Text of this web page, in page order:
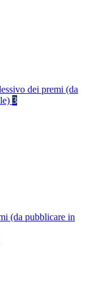
dei premi (da
3
(da pubblicare in